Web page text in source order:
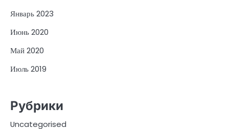
Январь 2023
Июнь 2020
Май 2020
Июль 2019
Рубрики
Uncategorised